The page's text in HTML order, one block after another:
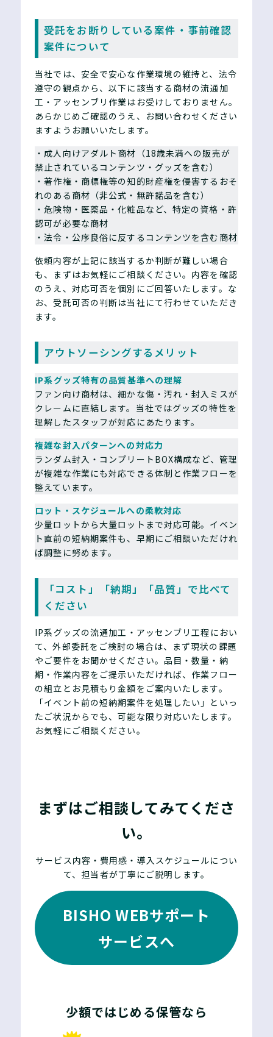
受託をお断りしている案件・事前確認
案件について
当社では、安全で安心な作業環境の維持と、法令
遵守の観点から、以下に該当する商材の流通加
工・アッセンブリ作業はお受けしておりません。
あらかじめご確認のうえ、お問い合わせください
ますようお願いいたします。
・成人向けアダルト商材（18歳未満への販売が
禁止されているコンテンツ・グッズを含む）
・著作権・商標権等の知的財産権を侵害するおそ
れのある商材（非公式・無許諾品を含む）
・危険物・医薬品・化粧品など、特定の資格・許
認可が必要な商材
・法令・公序良俗に反するコンテンツを含む商材
依頼内容が上記に該当するか判断が難しい場合
も、まずはお気軽にご相談ください。内容を確認
のうえ、対応可否を個別にご回答いたします。な
お、受託可否の判断は当社にて行わせていただき
ます。
アウトソーシングするメリット
IP系グッズ特有の品質基準への理解
ファン向け商材は、細かな傷・汚れ・封入ミスが
クレームに直結します。当社ではグッズの特性を
理解したスタッフが対応にあたります。
複雑な封入パターンへの対応力
ランダム封入・コンプリートBOX構成など、管理
が複雑な作業にも対応できる体制と作業フローを
整えています。
ロット・スケジュールへの柔軟対応
少量ロットから大量ロットまで対応可能。イベン
ト直前の短納期案件も、早期にご相談いただけれ
ば調整に努めます。
「コスト」「納期」「品質」で比べて
ください
IP系グッズの流通加工・アッセンブリ工程におい
て、外部委託をご検討の場合は、まず現状の課題
やご要件をお聞かせください。品目・数量・納
期・作業内容をご提示いただければ、作業フロー
の組立とお見積もり金額をご案内いたします。
「イベント前の短納期案件を処理したい」といっ
たご状況からでも、可能な限り対応いたします。
お気軽にご相談ください。
まずはご相談してみてくださ
い。
サービス内容・費用感・導入スケジュールについ
て、担当者が丁寧にご説明します。
BISHO WEBサポート
サービスへ
少額ではじめる保管なら